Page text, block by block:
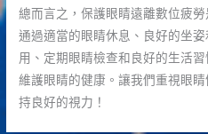
總而言之，保護眼睛遠離數位疲
通過適當的眼睛休息、良好的坐
用、定期眼睛檢查和良好的生活
維護眼睛的健康。讓我們重視眼
持良好的視力！